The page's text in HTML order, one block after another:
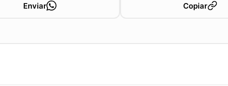
Enviar Copiar